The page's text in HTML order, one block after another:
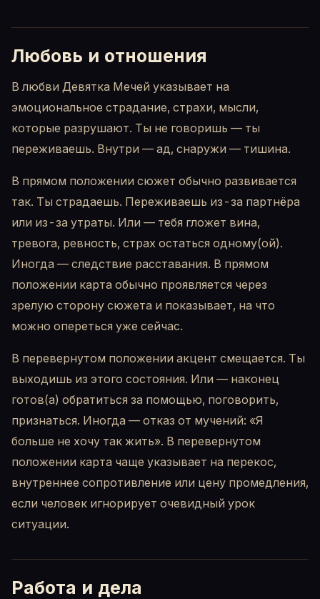
Любовь и отношения
В любви Девятка Мечей указывает на
эмоциональное страдание, страхи, мысли,
которые разрушают. Ты не говоришь — ты
переживаешь. Внутри — ад, снаружи — тишина.
В прямом положении сюжет обычно развивается
так. Ты страдаешь. Переживаешь из-за партнёра
или из-за утраты. Или — тебя гложет вина,
тревога, ревность, страх остаться одному(ой).
Иногда — следствие расставания. В прямом
положении карта обычно проявляется через
зрелую сторону сюжета и показывает, на что
можно опереться уже сейчас.
В перевернутом положении акцент смещается. Ты
выходишь из этого состояния. Или — наконец
готов(а) обратиться за помощью, поговорить,
признаться. Иногда — отказ от мучений: «Я
больше не хочу так жить». В перевернутом
положении карта чаще указывает на перекос,
внутреннее сопротивление или цену промедления,
если человек игнорирует очевидный урок
ситуации.
Работа и дела